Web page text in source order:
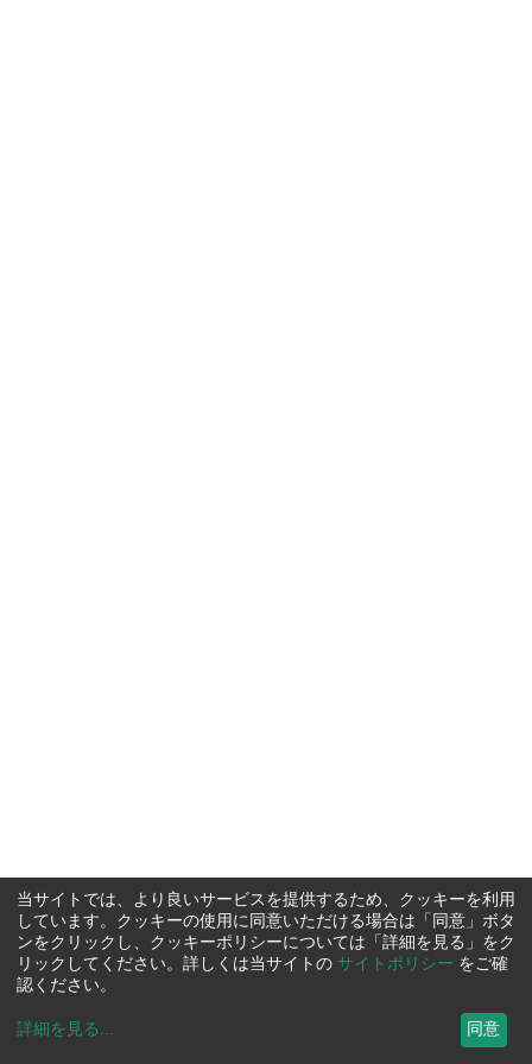
当サイトでは、より良いサービスを提供するため、クッキーを利用
しています。クッキーの使用に同意いただける場合は「同意」ボタ
ンをクリックし、クッキーポリシーについては「詳細を見る」をク
リックしてください。詳しくは当サイトの サイトポリシー をご確
認ください。
詳細を見る ... 同意